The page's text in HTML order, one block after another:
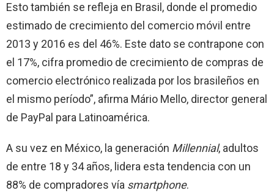
Esto también se refleja en Brasil, donde el promedio
estimado de crecimiento del comercio móvil entre
2013 y 2016 es del 46%. Este dato se contrapone con
el 17%, cifra promedio de crecimiento de compras de
comercio electrónico realizada por los brasileños en
el mismo período”, afirma Mário Mello, director general
de PayPal para Latinoamérica.
A su vez en México, la generación Millennial, adultos
de entre 18 y 34 años, lidera esta tendencia con un
88% de compradores vía smartphone.